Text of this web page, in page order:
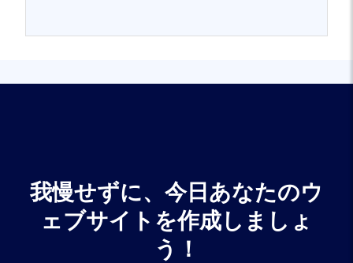
我慢せずに、今日あなたのウ
ェブサイトを作成しましょ
う！